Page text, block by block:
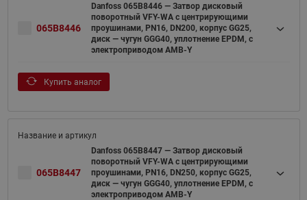
065B8446
Danfoss 065B8446 — Затвор дисковый
поворотный VFY-WA с центрирующими
проушинами, PN16, DN200, корпус GG25,
диск — чугун GGG40, уплотнение EPDM, с
электроприводом AMB-Y
Купить аналог
065B8447
Danfoss 065B8447 — Затвор дисковый
поворотный VFY-WA с центрирующими
проушинами, PN16, DN250, корпус GG25,
диск — чугун GGG40, уплотнение EPDM, с
электроприводом AMB-Y